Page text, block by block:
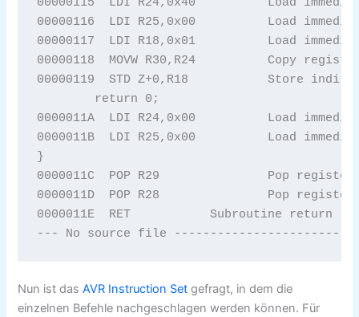
00000116  LDI R25,0x00		Load immediate
00000117  LDI R18,0x01		Load immediate
00000118  MOVW R30,R24		Copy register pair
00000119  STD Z+0,R18		Store indirect with displacement
0000011A  LDI R24,0x00		Load immediate
0000011B  LDI R25,0x00		Load immediate
}
0000011C  POP R29		Pop register from stack
0000011D  POP R28		Pop register from stack
0000011E  RET 		Subroutine return
Nun ist das AVR Instruction Set gefragt, in dem die
einzelnen Befehle nachgeschlagen werden können. Für